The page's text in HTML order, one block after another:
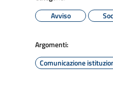
Avviso
Argomenti:
Comunicazione